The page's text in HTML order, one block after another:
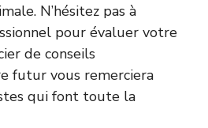
N’hésitez pas à
pour évaluer votre
de conseils
futur vous remerciera
qui font toute la